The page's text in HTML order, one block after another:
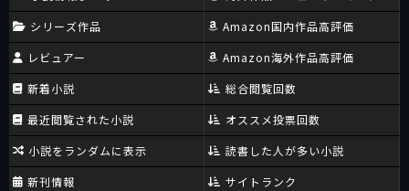
シリーズ作品
レビュアー
新着小説
最近閲覧された小説
小説をランダムに表示
新刊情報
Amazon国内作品高評価
Amazon海外作品高評価
総合閲覧回数
オススメ投票回数
読書した人が多い小説
サイトランク